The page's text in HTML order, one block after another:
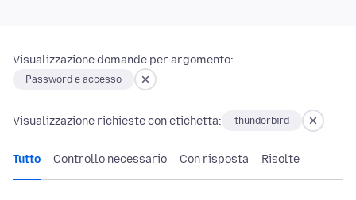
Visualizzazione domande per argomento:
Password e accesso
Visualizzazione richieste con etichetta: thunderbird
Tutto Controllo necessario Con risposta Risolte